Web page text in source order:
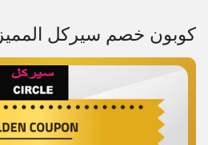
كوبون خصم سيركل المميز